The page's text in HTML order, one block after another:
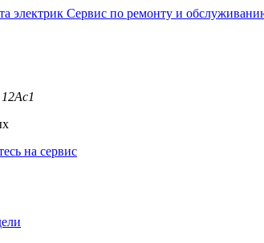
Сервис по ремонту и
на сервис